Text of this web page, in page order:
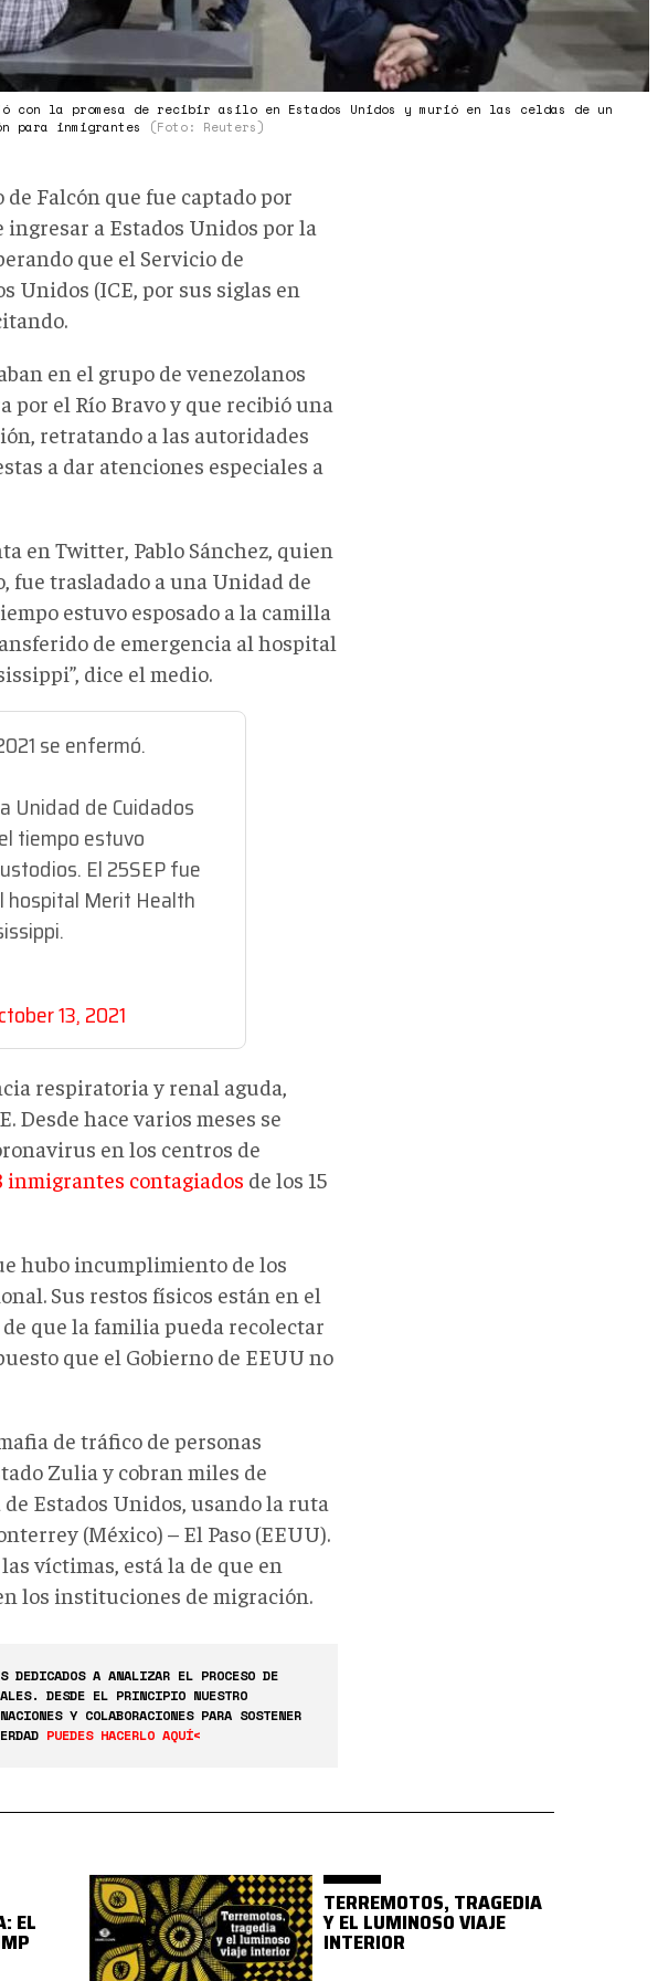
con la promesa de recibir asilo en Estados Unidos y murió en las celdas de un
para inmigrantes
(Foto: Reuters)
de Falcón que fue captado por
a Estados Unidos por la
que el Servicio de
Unidos (ICE, por sus siglas en
en el grupo de venezolanos
por el Río Bravo y que recibió una
retratando a las autoridades
a dar atenciones especiales a
en Twitter, Pablo Sánchez, quien
fue trasladado a una Unidad de
estuvo esposado a la camilla
de emergencia al hospital
dice el medio.
se enfermó.
Unidad de Cuidados
tiempo estuvo
El 25SEP fue
Merit Health
13, 2021
respiratoria y renal aguda,
Desde hace varios meses se
en los centros de
inmigrantes contagiados de los 15
hubo incumplimiento de los
Sus restos físicos están en el
que la familia pueda recolectar
que el Gobierno de EEUU no
de tráfico de personas
Zulia y cobran miles de
Estados Unidos, usando la ruta
(México) – El Paso (EEUU).
víctimas, está la de que en
los instituciones de migración.
DEDICADOS A ANALIZAR EL PROCESO DE
DESDE EL PRINCIPIO NUESTRO
Y COLABORACIONES PARA SOSTENER
PUEDES HACERLO AQUÍ<
EL
TERREMOTOS, TRAGEDIA
Y EL LUMINOSO VIAJE
INTERIOR